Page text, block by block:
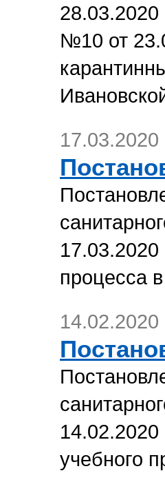
№10 от
17.03.2020
процесса
14.02.2020
учебного